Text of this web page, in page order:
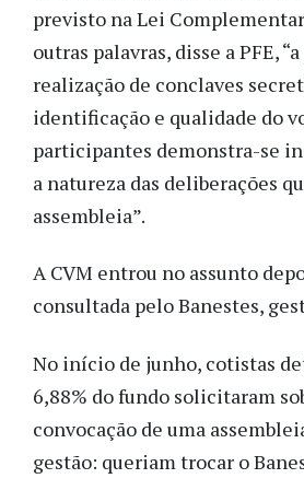
previsto na Lei
outras palavras, disse a PFE,
realização de conclaves
identificação e qualidade do
participantes demonstra-se
a natureza das deliberações
assembleia”.
A CVM entrou no assunto
consultada pelo Banestes,
No início de junho, cotistas
6,88% do fundo solicitaram
convocação de uma
gestão: queriam trocar o